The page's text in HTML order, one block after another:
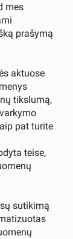
mes
prašymą
aktuose
tikslumą,
pat turite
teise,
sutikimą